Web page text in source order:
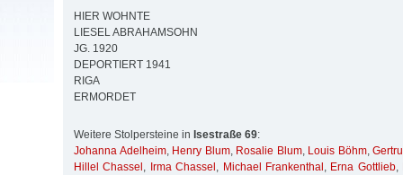
HIER WOHNTE
LIESEL ABRAHAMSOHN
JG. 1920
DEPORTIERT 1941
RIGA
ERMORDET
Weitere Stolpersteine in Isestraße 69:
Johanna Adelheim, Henry Blum, Rosalie Blum, Louis Böhm,
Hillel Chassel , Irma Chassel , Michael Frankenthal , Erna Gottlieb,